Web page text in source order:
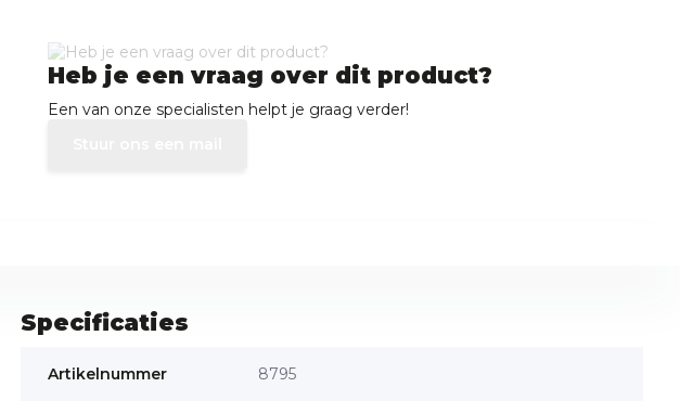
Heb je een vraag over dit product?
Een van onze specialisten helpt je graag verder!
Specificaties
Artikelnummer 8795